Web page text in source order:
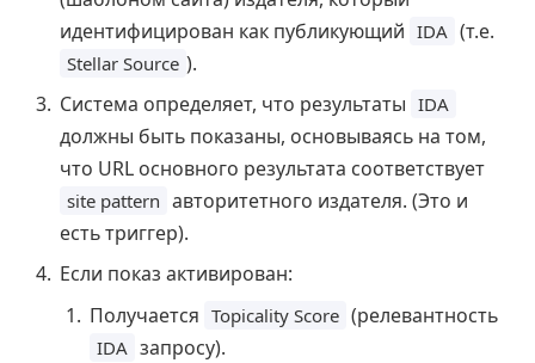
идентифицирован как публикующий IDA (т.е.
Stellar Source ).
Система определяет, что результаты IDA
должны быть показаны, основываясь на том,
что URL основного результата соответствует
site pattern авторитетного издателя. (Это и
есть триггер).
Если показ активирован:
Получается Topicality Score (релевантность
IDA запросу).